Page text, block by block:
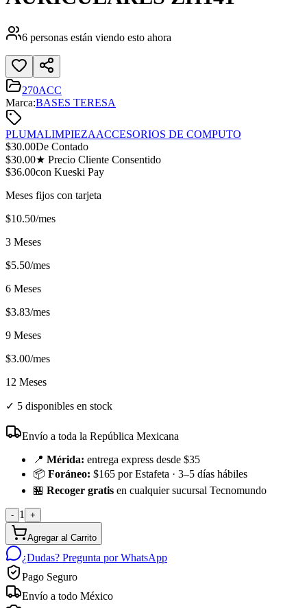
6 personas están viendo esto ahora
270ACC
Marca:BASES TERESA
PLUMALIMPIEZAACCESORIOS DE COMPUTO
$30.00De Contado
$30.00★ Precio Cliente Consentido
$36.00con Kueski Pay
Meses fijos con tarjeta
$10.50/mes
3 Meses
$5.50/mes
6 Meses
$3.83/mes
9 Meses
$3.00/mes
12 Meses
✓ 5 disponibles en stock
Envío a toda la República Mexicana
📍 Mérida: entrega express desde $35
📦 Foráneo: $165 por Estafeta · 3–5 días hábiles
🏪 Recoger gratis en cualquier sucursal Tecnomundo
- 1 +
Agregar al Carrito
¿Dudas? Pregunta por WhatsApp
Pago Seguro
Envío a todo México